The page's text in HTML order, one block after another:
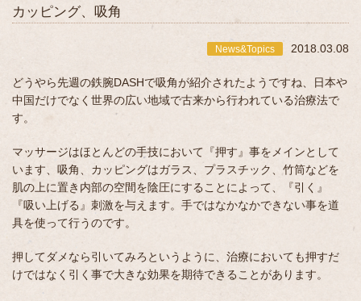
カッピング、吸角
News&Topics 2018.03.08
どうやら先週の鉄腕DASHで吸角が紹介されたようですね、日本や
中国だけでなく世界の広い地域で古来から行われている治療法で
す。
マッサージはほとんどの手技において『押す』事をメインとして
います、吸角、カッピングはガラス、プラスチック、竹筒などを
肌の上に置き内部の空間を陰圧にすることによって、『引く』
『吸い上げる』刺激を与えます。手ではなかなかできない事を道
具を使って行うのです。
押してダメなら引いてみろというように、治療においても押すだ
けではなく引く事で大きな効果を期待できることがあります。